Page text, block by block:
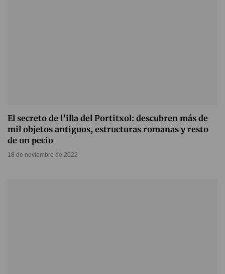
El secreto de l’illa del Portitxol: descubren más de
mil objetos antiguos, estructuras romanas y resto
de un pecio
18 de noviembre de 2022